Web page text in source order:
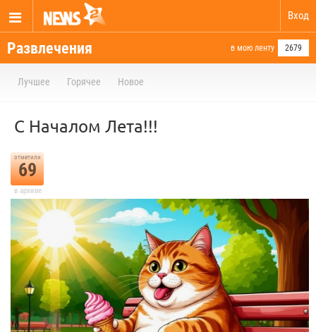
Вход
Развлечения в мою ленту 2679
Лучшее Горячее Новое
С Началом Лета!!!
отметили
69
в архиве